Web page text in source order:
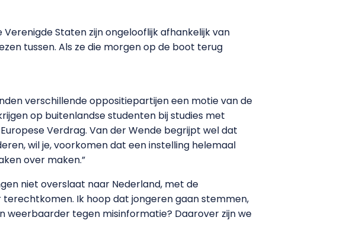
Staten zijn ongelooflijk afhankelijk van
tussen. Als ze die morgen op de boot terug
verschillende oppositiepartijen een motie van de
op buitenlandse studenten bij studies met
Verdrag. Van der Wende begrijpt wel dat
wil je, voorkomen dat een instelling helemaal
over maken.”
niet overslaat naar Nederland, met de
Ik hoop dat jongeren gaan stemmen,
weerbaarder tegen misinformatie? Daarover zijn we